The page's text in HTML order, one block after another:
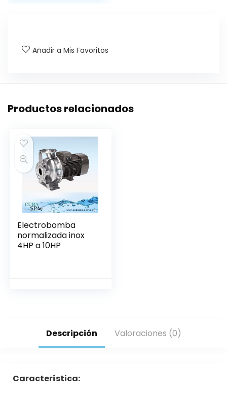
Añadir a Mis Favoritos
Productos relacionados
Electrobomba
normalizada inox
4HP a 10HP
Descripción Valoraciones (0)
Característica: